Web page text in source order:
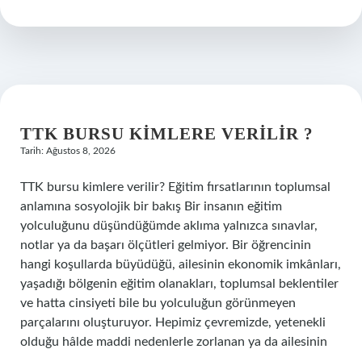
?
TTK BURSU KIMLERE VERILIR ?
Tarih: Ağustos 8, 2026
TTK bursu kimlere verilir? Eğitim fırsatlarının toplumsal
anlamına sosyolojik bir bakış Bir insanın eğitim
yolculuğunu düşündüğümde aklıma yalnızca sınavlar,
notlar ya da başarı ölçütleri gelmiyor. Bir öğrencinin
hangi koşullarda büyüdüğü, ailesinin ekonomik imkânları,
yaşadığı bölgenin eğitim olanakları, toplumsal beklentiler
ve hatta cinsiyeti bile bu yolculuğun görünmeyen
parçalarını oluşturuyor. Hepimiz çevremizde, yetenekli
olduğu hâlde maddi nedenlerle zorlanan ya da ailesinin